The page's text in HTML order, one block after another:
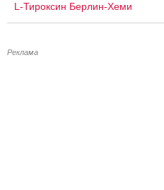
L-Тироксин Берлин-Хеми
Реклама